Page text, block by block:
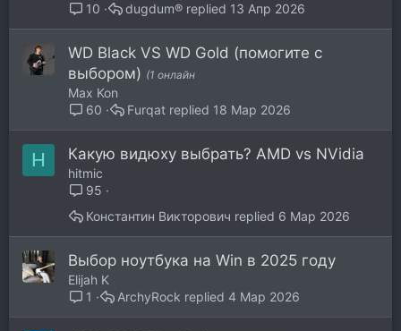
10
13 Апр 2026
dugdum®
WD Black VS WD Gold (помогите с
выбором) (1 онлайн
Max Kon
60
18 Мар 2026
Furqat
H Какую видюху выбрать? AMD vs NVidia
hitmic
95
6 Мар 2026
Константин Викторович
Выбор ноутбука на Win в 2025 году
Elijah K
1
4 Мар 2026
ArchyRock